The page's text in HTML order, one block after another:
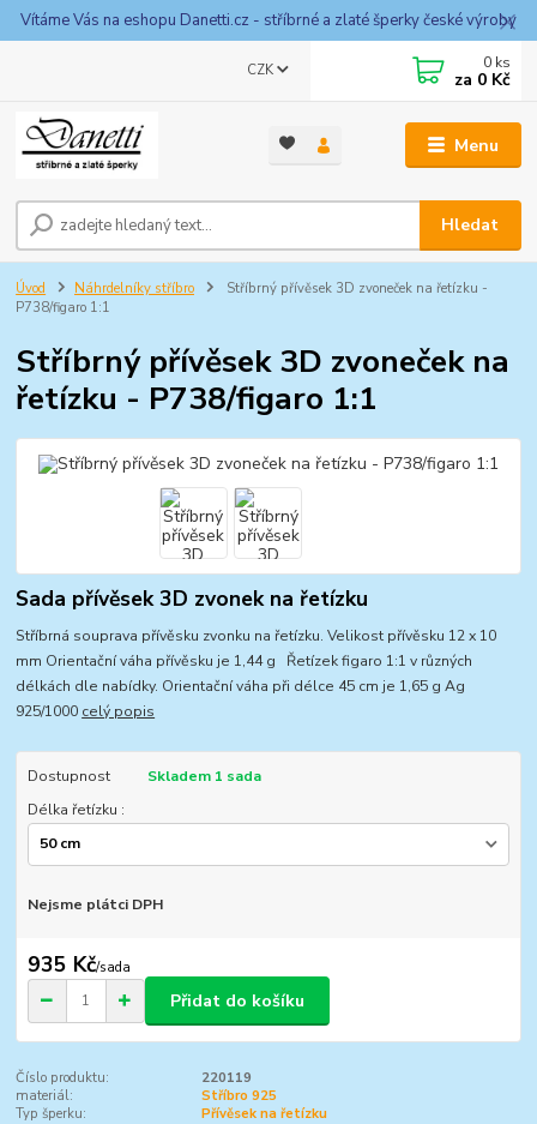
Vítáme Vás na eshopu Danetti.cz - stříbrné a zlaté šperky české výroby
Menu
CZK
Hledat
0 ks
za 0 Kč
Úvod Náhrdelníky stříbro
Stříbrný přívěsek 3D zvoneček na řetízku -
P738/figaro 1:1
Stříbrný přívěsek 3D zvoneček na
řetízku - P738/figaro 1:1
Sada přívěsek 3D zvonek na řetízku
Stříbrná souprava přívěsku zvonku na řetízku. Velikost přívěsku 12 x 10
mm Orientační váha přívěsku je 1,44 g Řetízek figaro 1:1 v různých
délkách dle nabídky. Orientační váha při délce 45 cm je 1,65 g Ag
925/1000 celý popis
Dostupnost
Skladem 1 sada
Délka řetízku :
Nejsme plátci DPH
935 Kč/sada
Přidat do košíku
Číslo produktu:
220119
materiál:
Stříbro 925
Typ šperku:
Přívěsek na řetízku